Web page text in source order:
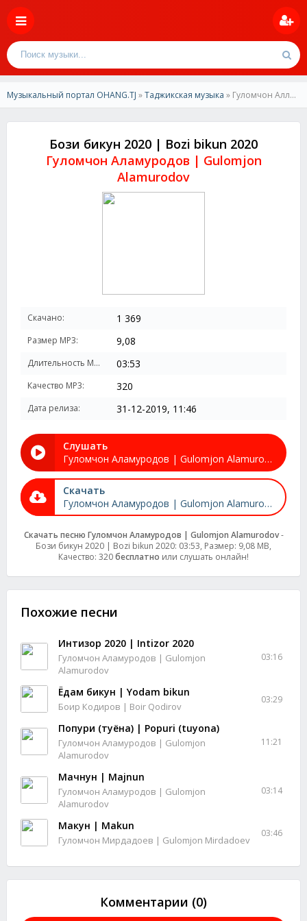
Музыкальный портал OHANG.TJ »Таджикская музыка » Гуломчон Алламуродов-Бози бикун 2020 | Gulomjon Allamurodov-Bozi bikun 2020
Бози бикун 2020 | Bozi bikun 2020
Гуломчон Аламуродов | Gulomjon
Alamurodov
Скачано: 1 369
Размер MP3: 9,08
Длительность MP3: 03:53
Качество MP3: 320
Дата релиза: 31-12-2019, 11:46
Слушать
Гуломчон Аламуродов | Gulomjon Alamurodov - Бози бикун 2020 | Bozi bikun 2020
Скачать
Гуломчон Аламуродов | Gulomjon Alamurodov - Бози бикун 2020 | Bozi bikun 2020
Скачать песню Гуломчон Аламуродов | Gulomjon Alamurodov-
Бози бикун 2020 | Bozi bikun 2020: 03:53, Размер: 9,08 MB,
Качество: 320бесплатно или слушать онлайн!
Похожие песни
Интизор 2020 | Intizor 2020
Гуломчон Аламуродов | Gulomjon
Alamurodov
03:16
Ёдам бикун | Yodam bikun
Боир Кодиров | Boir Qodirov
03:29
Попури (туёна) | Popuri (tuyona)
Гуломчон Аламуродов | Gulomjon
Alamurodov
11:21
Мачнун | Majnun
Гуломчон Аламуродов | Gulomjon
Alamurodov
03:14
Макун | Makun
Гуломчон Мирдадоев | Gulomjon Mirdadoev
03:46
Комментарии (0)